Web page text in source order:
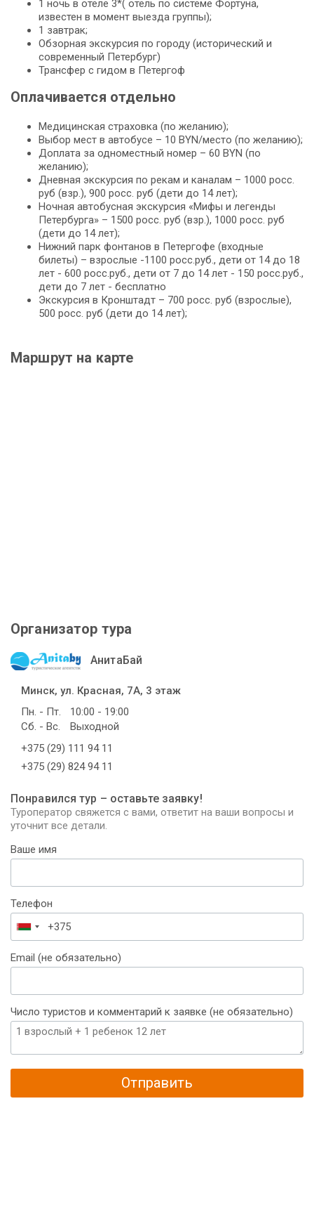
1 ночь в отеле 3*( отель по системе Фортуна,
известен в момент выезда группы);
1 завтрак;
Обзорная экскурсия по городу (исторический и
современный Петербург)
Трансфер с гидом в Петергоф
Оплачивается отдельно
Медицинская страховка (по желанию);
Выбор мест в автобусе – 10 BYN/место (по желанию);
Доплата за одноместный номер – 60 BYN (по
желанию);
Дневная экскурсия по рекам и каналам – 1000 росс.
руб (взр.), 900 росс. руб (дети до 14 лет);
Ночная автобусная экскурсия «Мифы и легенды
Петербурга» – 1500 росс. руб (взр.), 1000 росс. руб
(дети до 14 лет);
Нижний парк фонтанов в Петергофе (входные
билеты) – взрослые -1100 росс.руб., дети от 14 до 18
лет - 600 росс.руб., дети от 7 до 14 лет - 150 росс.руб.,
дети до 7 лет - бесплатно
Экскурсия в Кронштадт – 700 росс. руб (взрослые),
500 росс. руб (дети до 14 лет);
Маршрут на карте
Организатор тура
АнитаБай
Минск, ул. Красная, 7А, 3 этаж
Пн. - Пт.
10:00 - 19:00
Сб. - Вс.
Выходной
+375 (29) 111 94 11
+375 (29) 824 94 11
Понравился тур – оставьте заявку!
Туроператор свяжется с вами, ответит на ваши вопросы и
уточнит все детали.
Ваше имя
Телефон
Беларусь
+375
Email (не обязательно)
Число туристов и комментарий к заявке (не обязательно)
Отправить